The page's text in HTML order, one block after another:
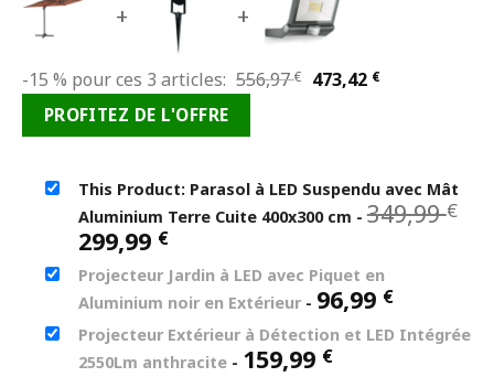
+ +
-15 % pour ces 3 articles: 556,97€
Le
556,97 €.
473,42 €Le
473,42 €.
PROFITEZ DE L'OFFRE
This Product: Parasol à LED Suspendu avec Mât
Aluminium Terre Cuite 400x300 cm -349,99€
299,99 €Le
prix
actuel
est :
299,99 €.
Projecteur Jardin à LED avec Piquet en
Aluminium noir en Extérieur - 96,99 €
Projecteur Extérieur à Détection et LED Intégrée
2550Lm anthracite - 159,99 €